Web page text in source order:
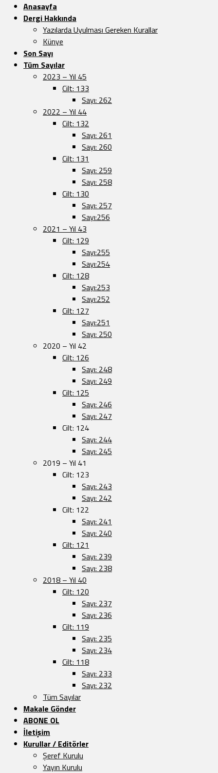
Anasayfa
Dergi Hakkında
Yazılarda Uyulması Gereken Kurallar
Künye
Son Sayı
Tüm Sayılar
2023 – Yıl 45
Cilt: 133
Sayı: 262
2022 – Yıl 44
Cilt: 132
Sayı: 261
Sayı: 260
Cilt: 131
Sayı: 259
Sayı: 258
Cilt: 130
Sayı: 257
Sayı:256
2021 – Yıl 43
Cilt: 129
Sayı:255
Sayı:254
Cilt: 128
Sayı:253
Sayı:252
Cilt: 127
Sayı:251
Sayı: 250
2020 – Yıl 42
Cilt: 126
Sayı: 248
Sayı: 249
Cilt: 125
Sayı: 246
Sayı: 247
Cilt: 124
Sayı: 244
Sayı: 245
2019 – Yıl 41
Cilt: 123
Sayı: 243
Sayı: 242
Cilt: 122
Sayı: 241
Sayı: 240
Cilt: 121
Sayı: 239
Sayı: 238
2018 – Yıl 40
Cilt: 120
Sayı: 237
Sayı: 236
Cilt: 119
Sayı: 235
Sayı: 234
Cilt: 118
Sayı: 233
Sayı: 232
Tüm Sayılar
Makale Gönder
ABONE OL
İletişim
Kurullar / Editörler
Şeref Kurulu
Yayın Kurulu